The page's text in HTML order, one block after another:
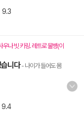
9.3
나 빗 키링. 레트로 물병(이
니다- 나이가 들어도 몸
9.4